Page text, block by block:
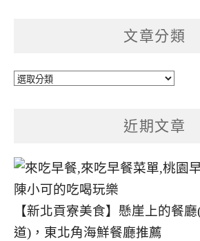
文章分類
文
近期文章
【新北貢寮美食】懸崖上的餐
道)，東北角海鮮餐廳推薦